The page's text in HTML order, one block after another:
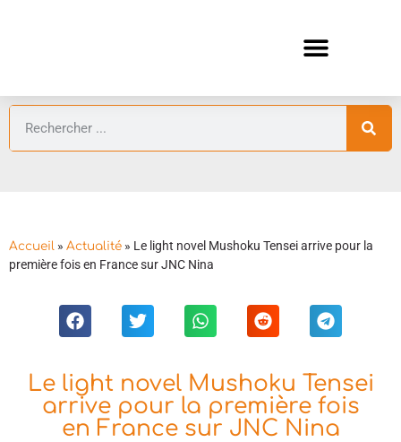
Accueil » Actualité » Le light novel Mushoku Tensei arrive pour la
première fois en France sur JNC Nina
Le light novel Mushoku Tensei
arrive pour la première fois
en France sur JNC Nina